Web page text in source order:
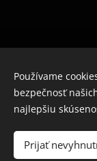
©
Používame
bezpečnosť
najlepšiu
Prijať